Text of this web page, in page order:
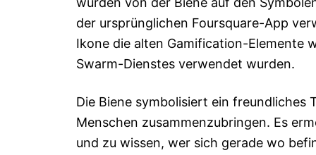
der ursprünglichen Foursquare-App
Ikone die alten Gamification-Elemente
Swarm-Dienstes verwendet wurden.
Die Biene symbolisiert ein freundliches
Menschen zusammenzubringen. Es
und zu wissen, wer sich gerade wo